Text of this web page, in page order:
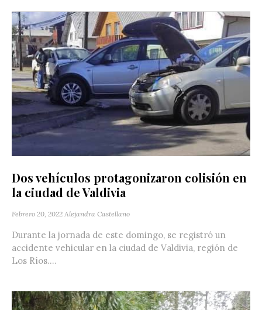
Dos vehículos protagonizaron colisión en
la ciudad de Valdivia
Febrero 20, 2022 Alejandra Castellano
Durante la jornada de este domingo, se registró un
accidente vehicular en la ciudad de Valdivia, región de
Los Ríos....